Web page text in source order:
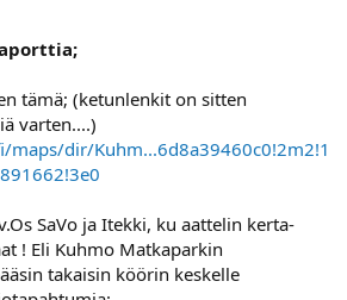
tämä; (ketunlenkit on sitten
varten....)
dir/Kuhm...6d8a39460c0!2m2!1
SaVo ja Itekki, ku aattelin kerta-
! Eli Kuhmo Matkaparkin
takaisin köörin keskelle